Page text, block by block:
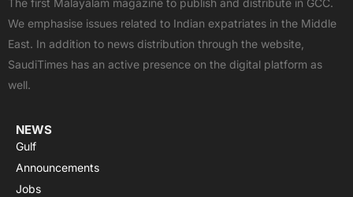
b
o
o
k
i
t
t
e
u
b
e
s
a
p
p
a
g
r
a
We emphasise issues related to Indian expatriates in the Middle
East. In addition to news distribution through the website,
SaudiTimes has an active presence on the digital platform as
well.
NEWS
Gulf
Announcements
Jobs